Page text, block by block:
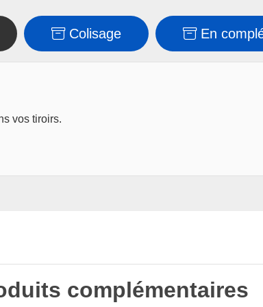
Colisage En
vos tiroirs.
complémentaires